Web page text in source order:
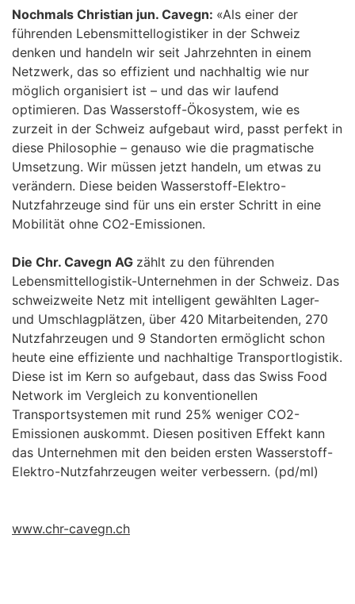
Nochmals Christian jun. Cavegn: «Als einer der
führenden Lebensmittellogistiker in der Schweiz
denken und handeln wir seit Jahrzehnten in einem
Netzwerk, das so effizient und nachhaltig wie nur
möglich organisiert ist – und das wir laufend
optimieren. Das Wasserstoff-Ökosystem, wie es
zurzeit in der Schweiz aufgebaut wird, passt perfekt in
diese Philosophie – genauso wie die pragmatische
Umsetzung. Wir müssen jetzt handeln, um etwas zu
verändern. Diese beiden Wasserstoff-Elektro-
Nutzfahrzeuge sind für uns ein erster Schritt in eine
Mobilität ohne CO2-Emissionen.
Die Chr. Cavegn AG zählt zu den führenden
Lebensmittellogistik-Unternehmen in der Schweiz. Das
schweizweite Netz mit intelligent gewählten Lager-
und Umschlagplätzen, über 420 Mitarbeitenden, 270
Nutzfahrzeugen und 9 Standorten ermöglicht schon
heute eine effiziente und nachhaltige Transportlogistik.
Diese ist im Kern so aufgebaut, dass das Swiss Food
Network im Vergleich zu konventionellen
Transportsystemen mit rund 25% weniger CO2-
Emissionen auskommt. Diesen positiven Effekt kann
das Unternehmen mit den beiden ersten Wasserstoff-
Elektro-Nutzfahrzeugen weiter verbessern. (pd/ml)
www.chr-cavegn.ch